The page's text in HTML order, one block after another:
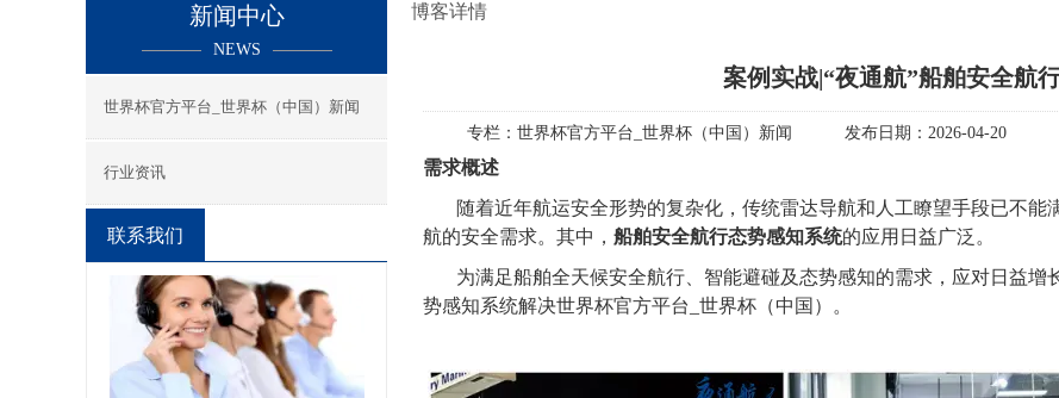
新闻中心
NEWS
世界杯官方平台_世界杯（中国）新闻
行业资讯
联系我们
博客详情
案例实战|“夜通航”船舶安全航
专栏： 世界杯官方平台_世界杯（中国）新闻 发布日期： 2026-04-20
需求概述
随着近年航运安全形势的复杂化，传统雷达导航和人工瞭望手段已不
航的安全需求。其中， 船舶安全航行态势感知系统的应用日益广泛。
为满足船舶全天候安全航行、智能避碰及态势感知的需求， 应对日益增
势感知系统解决世界杯官方平台_世界杯（中国）。